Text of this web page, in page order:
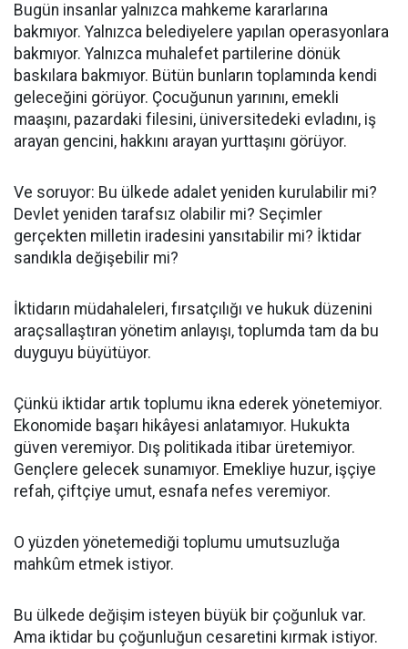
Bugün insanlar yalnızca mahkeme kararlarına
bakmıyor. Yalnızca belediyelere yapılan operasyonlara
bakmıyor. Yalnızca muhalefet partilerine dönük
baskılara bakmıyor. Bütün bunların toplamında kendi
geleceğini görüyor. Çocuğunun yarınını, emekli
maaşını, pazardaki filesini, üniversitedeki evladını, iş
arayan gencini, hakkını arayan yurttaşını görüyor.
Ve soruyor: Bu ülkede adalet yeniden kurulabilir mi?
Devlet yeniden tarafsız olabilir mi? Seçimler
gerçekten milletin iradesini yansıtabilir mi? İktidar
sandıkla değişebilir mi?
İktidarın müdahaleleri, fırsatçılığı ve hukuk düzenini
araçsallaştıran yönetim anlayışı, toplumda tam da bu
duyguyu büyütüyor.
Çünkü iktidar artık toplumu ikna ederek yönetemiyor.
Ekonomide başarı hikâyesi anlatamıyor. Hukukta
güven veremiyor. Dış politikada itibar üretemiyor.
Gençlere gelecek sunamıyor. Emekliye huzur, işçiye
refah, çiftçiye umut, esnafa nefes veremiyor.
O yüzden yönetemediği toplumu umutsuzluğa
mahkûm etmek istiyor.
Bu ülkede değişim isteyen büyük bir çoğunluk var.
Ama iktidar bu çoğunluğun cesaretini kırmak istiyor.